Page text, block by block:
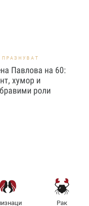
ПРАЗНУВАТ
Павлова на 60:
хумор и
роли
Рак